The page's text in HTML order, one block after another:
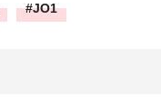
JO1